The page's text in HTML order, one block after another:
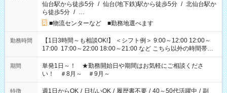
仙台駅から徒歩5分 / 仙台(地下鉄)駅から徒歩5分 / 北仙台駅か
ら徒歩5分 / …
■物流センターなど ■勤務地選べます
勤務時間
【1日3時間～も相談OK!】 ＜シフト例＞ 9:00～12:00 12:00～
17:00 17:00～22:00 18:00～21:00 など こちら以外の時間帯も
お気軽にご相談ください！
期間
単発1日～！ ★勤務開始日や期間はお気軽にご相談くださ
い！ ＃8月～ ＃9月～
特徴 週1日からOK / 日払いOK / 履歴書不要 / 40～50代活躍中 / 副